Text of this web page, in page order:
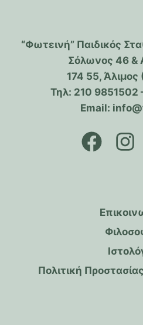
“Φωτεινή” Παιδικός
Σόλωνος 46 &
174 55, Άλιμος
Τηλ: 210 9851502
Email:
Πολιτική